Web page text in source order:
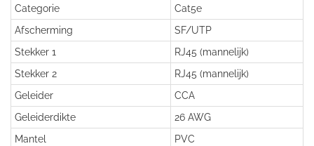
Categorie
Cat5e
Afscherming
SF/UTP
Stekker 1
RJ45 (mannelijk)
Stekker 2
RJ45 (mannelijk)
Geleider
CCA
Geleiderdikte
26 AWG
Mantel
PVC